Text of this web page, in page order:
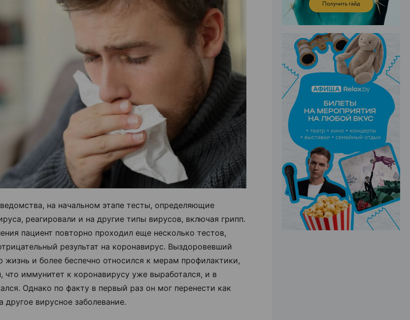
на начальном этапе тесты, определяющие
реагировали и на другие типы вирусов, включая грипп.
пациент повторно проходил еще несколько тестов,
результат на коронавирус. Выздоровевший
жизнь и более беспечно относился к мерам профилактики,
что иммунитет к коронавирусу уже выработался, и в
Однако по факту в первый раз он мог перенести как
другое вирусное заболевание.
ЭФФЕКТИВНАЯ РЕКЛАМА НА САЙТЕ